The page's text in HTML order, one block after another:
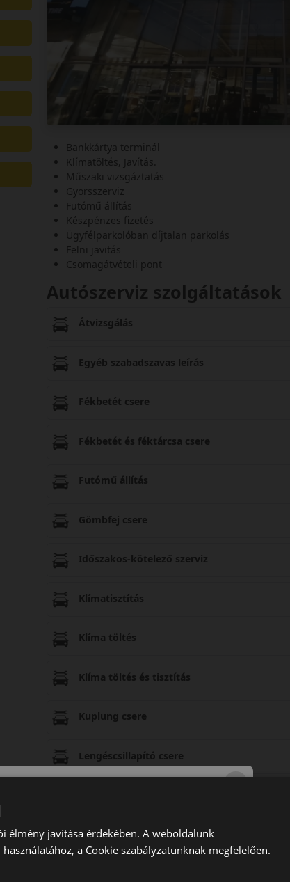
Bankkártya terminál
Klímatöltés, Javítás.
Műszaki vizsgáztatás
Gyorsszerviz
Futómű állítás
Készpénzes fizetés
Ügyfélparkolóban díjtalan parkolás
Felni javitás
Csomagátvételi pont
Autószerviz szolgáltatások
Átvizsgálás
Egyéb szabadszavas leírás
Fékbetét csere
Fékbetét és féktárcsa csere
Futómű állítás
Gömbfej csere
Időszakos-kötelező szerviz
Klímatisztítás
Klíma töltés
Klíma töltés és tisztítás
Kuplung csere
Lengéscsillapító csere
Rapid olajcsere extra
élmény javítása érdekében. A weboldalunk
a Cookie szabályzatunknak megfelelően.